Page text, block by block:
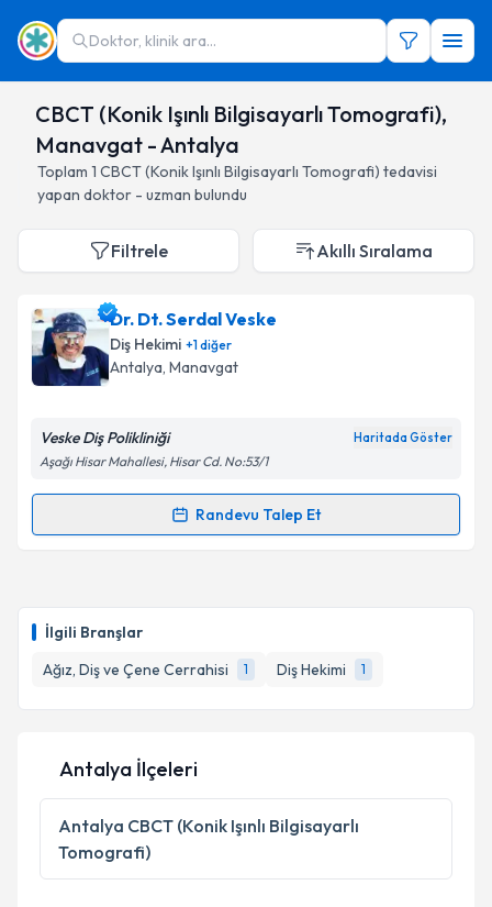
Doktor, klinik ara...
CBCT (Konik Işınlı Bilgisayarlı Tomografi),
Manavgat - Antalya
Toplam 1 CBCT (Konik Işınlı Bilgisayarlı Tomografi) tedavisi
yapan doktor - uzman bulundu
İlgili Branşlar
Ağız, Diş ve Çene Cerrahisi
1 Diş Hekimi 1
Filtrele Akıllı Sıralama
Dr. Dt. Serdal Veske
Diş Hekimi +1diğer
Antalya, Manavgat
Veske Diş Polikliniği Haritada Göster
Aşağı Hisar Mahallesi, Hisar Cd. No:53/1
Randevu Talep Et
Randevu Takvimi Talebi
takvim hazırlandığında e-posta ile bilgilendireceğiz.
Kişisel verilerimin işlenmesine ilişkinAydınlatma
Metni'ni okudum ve kişisel verilerimin belirtilen
kapsamda işlenmesini kabul ediyorum.
Antalya İlçeleri
Antalya CBCT (Konik Işınlı Bilgisayarlı
Tomografi)